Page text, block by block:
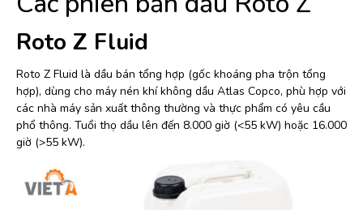
Roto Z Fluid
Roto Z Fluid là dầu bán tổng hợp (gốc khoáng pha trộn tổng
hợp), dùng cho máy nén khí không dầu Atlas Copco, phù hợp với
các nhà máy sản xuất thông thường và thực phẩm có yêu cầu
phổ thông. Tuổi thọ dầu lên đến 8.000 giờ (<55 kW) hoặc 16.000
giờ (>55 kW).